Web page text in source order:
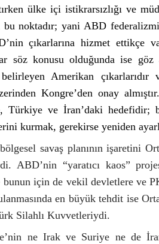
ülke içi istikrarsızlığı ve
bu noktadır; yani ABD
çıkarlarına hizmet ettikçe
söz konusu olduğunda ise
belirleyen Amerikan
Kongre’den onay
Türkiye ve İran’daki hedefidir;
kurmak, gerekirse yeniden
savaş planının işaretini
ABD’nin “yaratıcı kaos”
bunun için de vekil devletlere ve
en büyük tehdit ise
Silahlı Kuvvetleriydi.
ne Irak ve Suriye ne de